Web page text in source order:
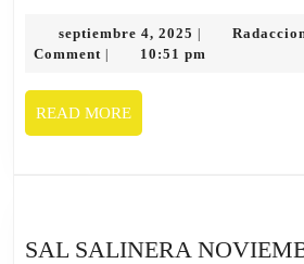
septiembre 4, 2025 septiembre
4,
|
Comment | 10:51 pm
READ MOREREAD
MORE
SAL SALINERA